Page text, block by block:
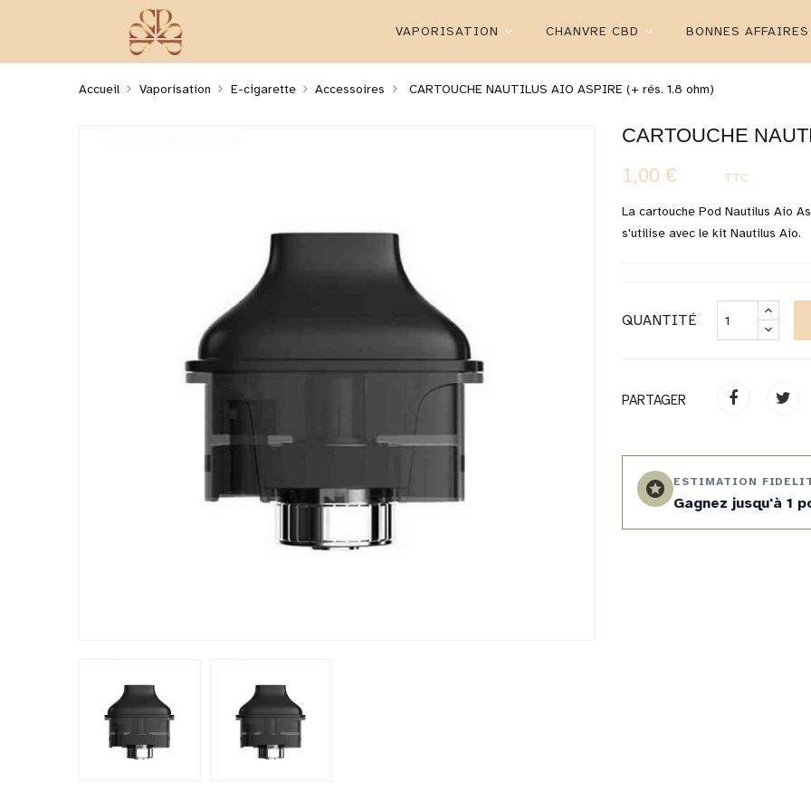
VAPORISATION CHANVRE CBD BONNES AFFAIRES
Accueil Vaporisation E-cigarette Accessoires CARTOUCHE NAUTILUS AIO ASPIRE (+ rés. 1.8 ohm)
CARTOUCHE
1,00 €
TTC
La cartouche Pod Nautilus Aio
s'utilise avec le kit Nautilus Aio.
QUANTITÉ
PARTAGER
stars ESTIMATION
Gagnez jusqu'à 1